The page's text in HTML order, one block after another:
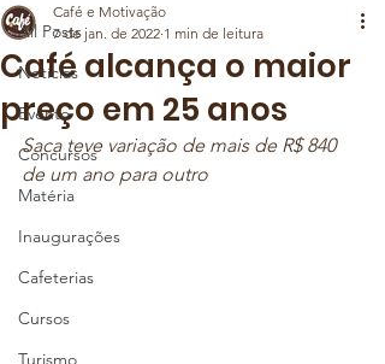
All Posts
Notícias
Evento
Concursos
Matéria
Inaugurações
Cafeterias
Cursos
Turismo
Café alcança o maior
preço em 25 anos
Café e Motivação
7 de jan. de 2022 1 min de leitura
Saca teve variação de mais de R$ 840
de um ano para outro